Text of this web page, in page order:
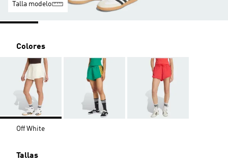
Talla modelo
Colores
Off White
Tallas